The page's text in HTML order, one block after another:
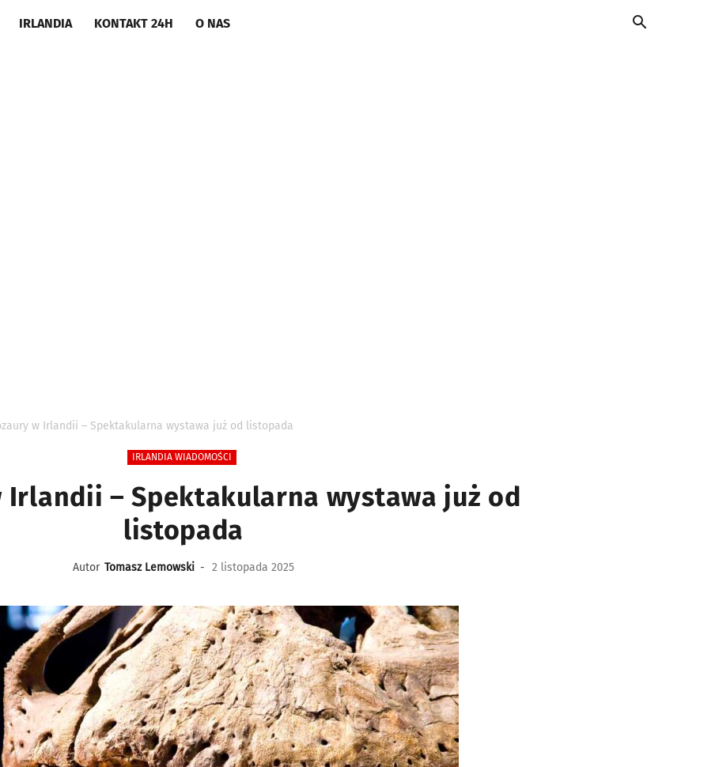
IRLANDIA KONTAKT 24H O NAS
w Irlandii – Spektakularna wystawa już od listopada
IRLANDIA WIADOMOŚCI
Irlandii – Spektakularna wystawa już od
listopada
Autor Tomasz Lemowski - 2 listopada 2025